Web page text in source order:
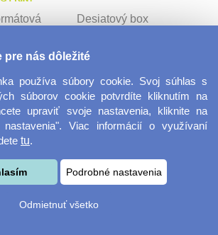
Desiatový box
na
Obrus ​​125 x 75 cm
pre nás dôležité
používa súbory cookie. Svoj súhlas s
súborov cookie potvrdíte kliknutím na
upraviť svoje nastavenia, kliknite na
nastavenia". Viac informácií o využívaní
tu.
Podrobné nastavenia
Odmietnuť všetko